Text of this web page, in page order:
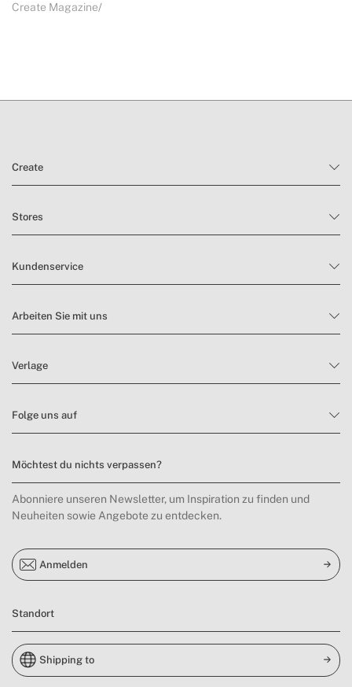
Create Magazine
Create
Stores
Kundenservice
Arbeiten Sie mit uns
Verlage
Folge uns auf
Möchtest du nichts verpassen?
Abonniere unseren Newsletter, um Inspiration zu finden und
Neuheiten sowie Angebote zu entdecken.
Anmelden
Standort
Shipping to